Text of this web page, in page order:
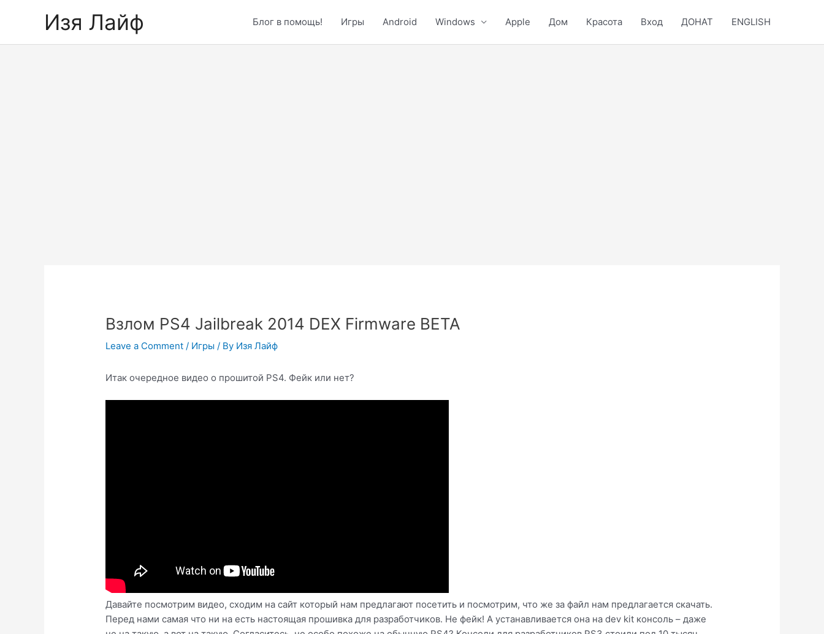
Изя Лайф Блог в помощь! Игры Android Windows Apple Дом Красота Вход ДОНАТ ENGLISH
Взлом PS4 Jailbreak 2014 DEX Firmware BETA
Leave a Comment / Игры / By Изя Лайф
Итак очередное видео о прошитой PS4. Фейк или нет?
Давайте посмотрим видео, сходим на сайт который нам предлагают посетить и посмотрим, что же за файл нам предлагается скачать.
Перед нами самая что ни на есть настоящая прошивка для разработчиков. Не фейк! А устанавливается она на dev kit консоль – даже